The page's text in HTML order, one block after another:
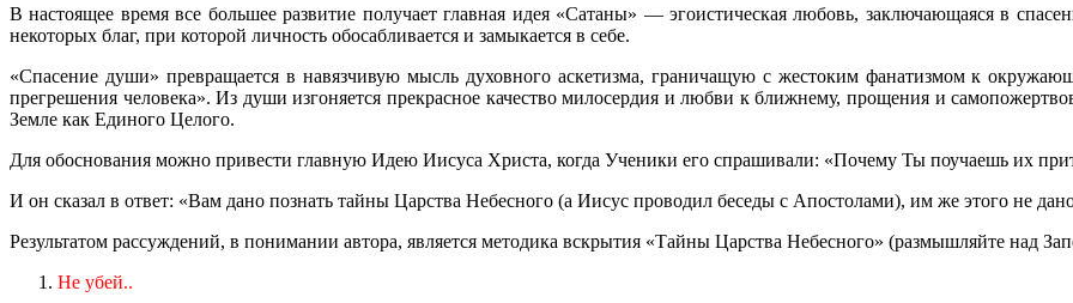
В настоящее время все большее развитие получает главная идея «Сатаны» — эгоистическая любовь, заключающаяся в
некоторых благ, при которой личность обосабливается и замыкается в себе.
«Спасение души» превращается в навязчивую мысль духовного аскетизма, граничащую с жестоким фанатизмом к
прегрешения человека». Из души изгоняется прекрасное качество милосердия и любви к ближнему, прощения и
Земле как Единого Целого.
Для обоснования можно привести главную Идею Иисуса Христа, когда Ученики его спрашивали: «Почему Ты поучаешь их
И он сказал в ответ: «Вам дано познать тайны Царства Небесного (а Иисус проводил беседы с Апостолами), им же этого не
Результатом рассуждений, в понимании автора, является методика вскрытия «Тайны Царства Небесного» (размышляйте над
Не убей..